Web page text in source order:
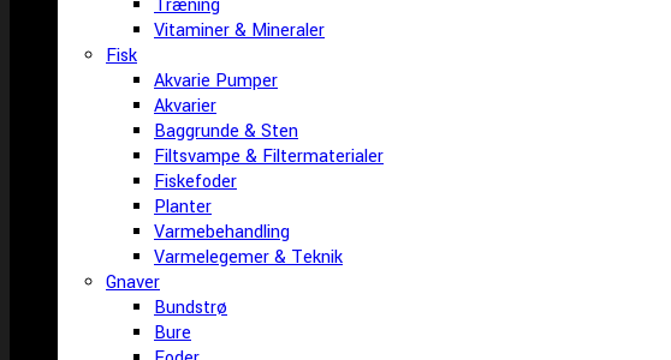
Træning
Vitaminer & Mineraler
Fisk
Akvarie Pumper
Akvarier
Baggrunde & Sten
Filtsvampe & Filtermaterialer
Fiskefoder
Planter
Varmebehandling
Varmelegemer & Teknik
Gnaver
Bundstrø
Bure